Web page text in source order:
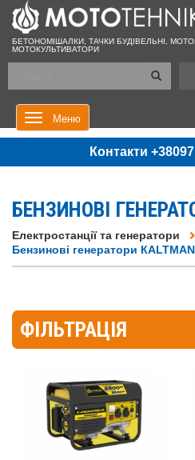
БЕТОНОМІШАЛКИ, ТАЧКИ БУДІВЕЛЬНІ,
МОТОКУЛЬТИВАТОРИ
Меню
Контакти
БЕНЗИНОВІ
Електростанції та генератори
Бензинові генератори
ФІЛЬТРАЦІЯ